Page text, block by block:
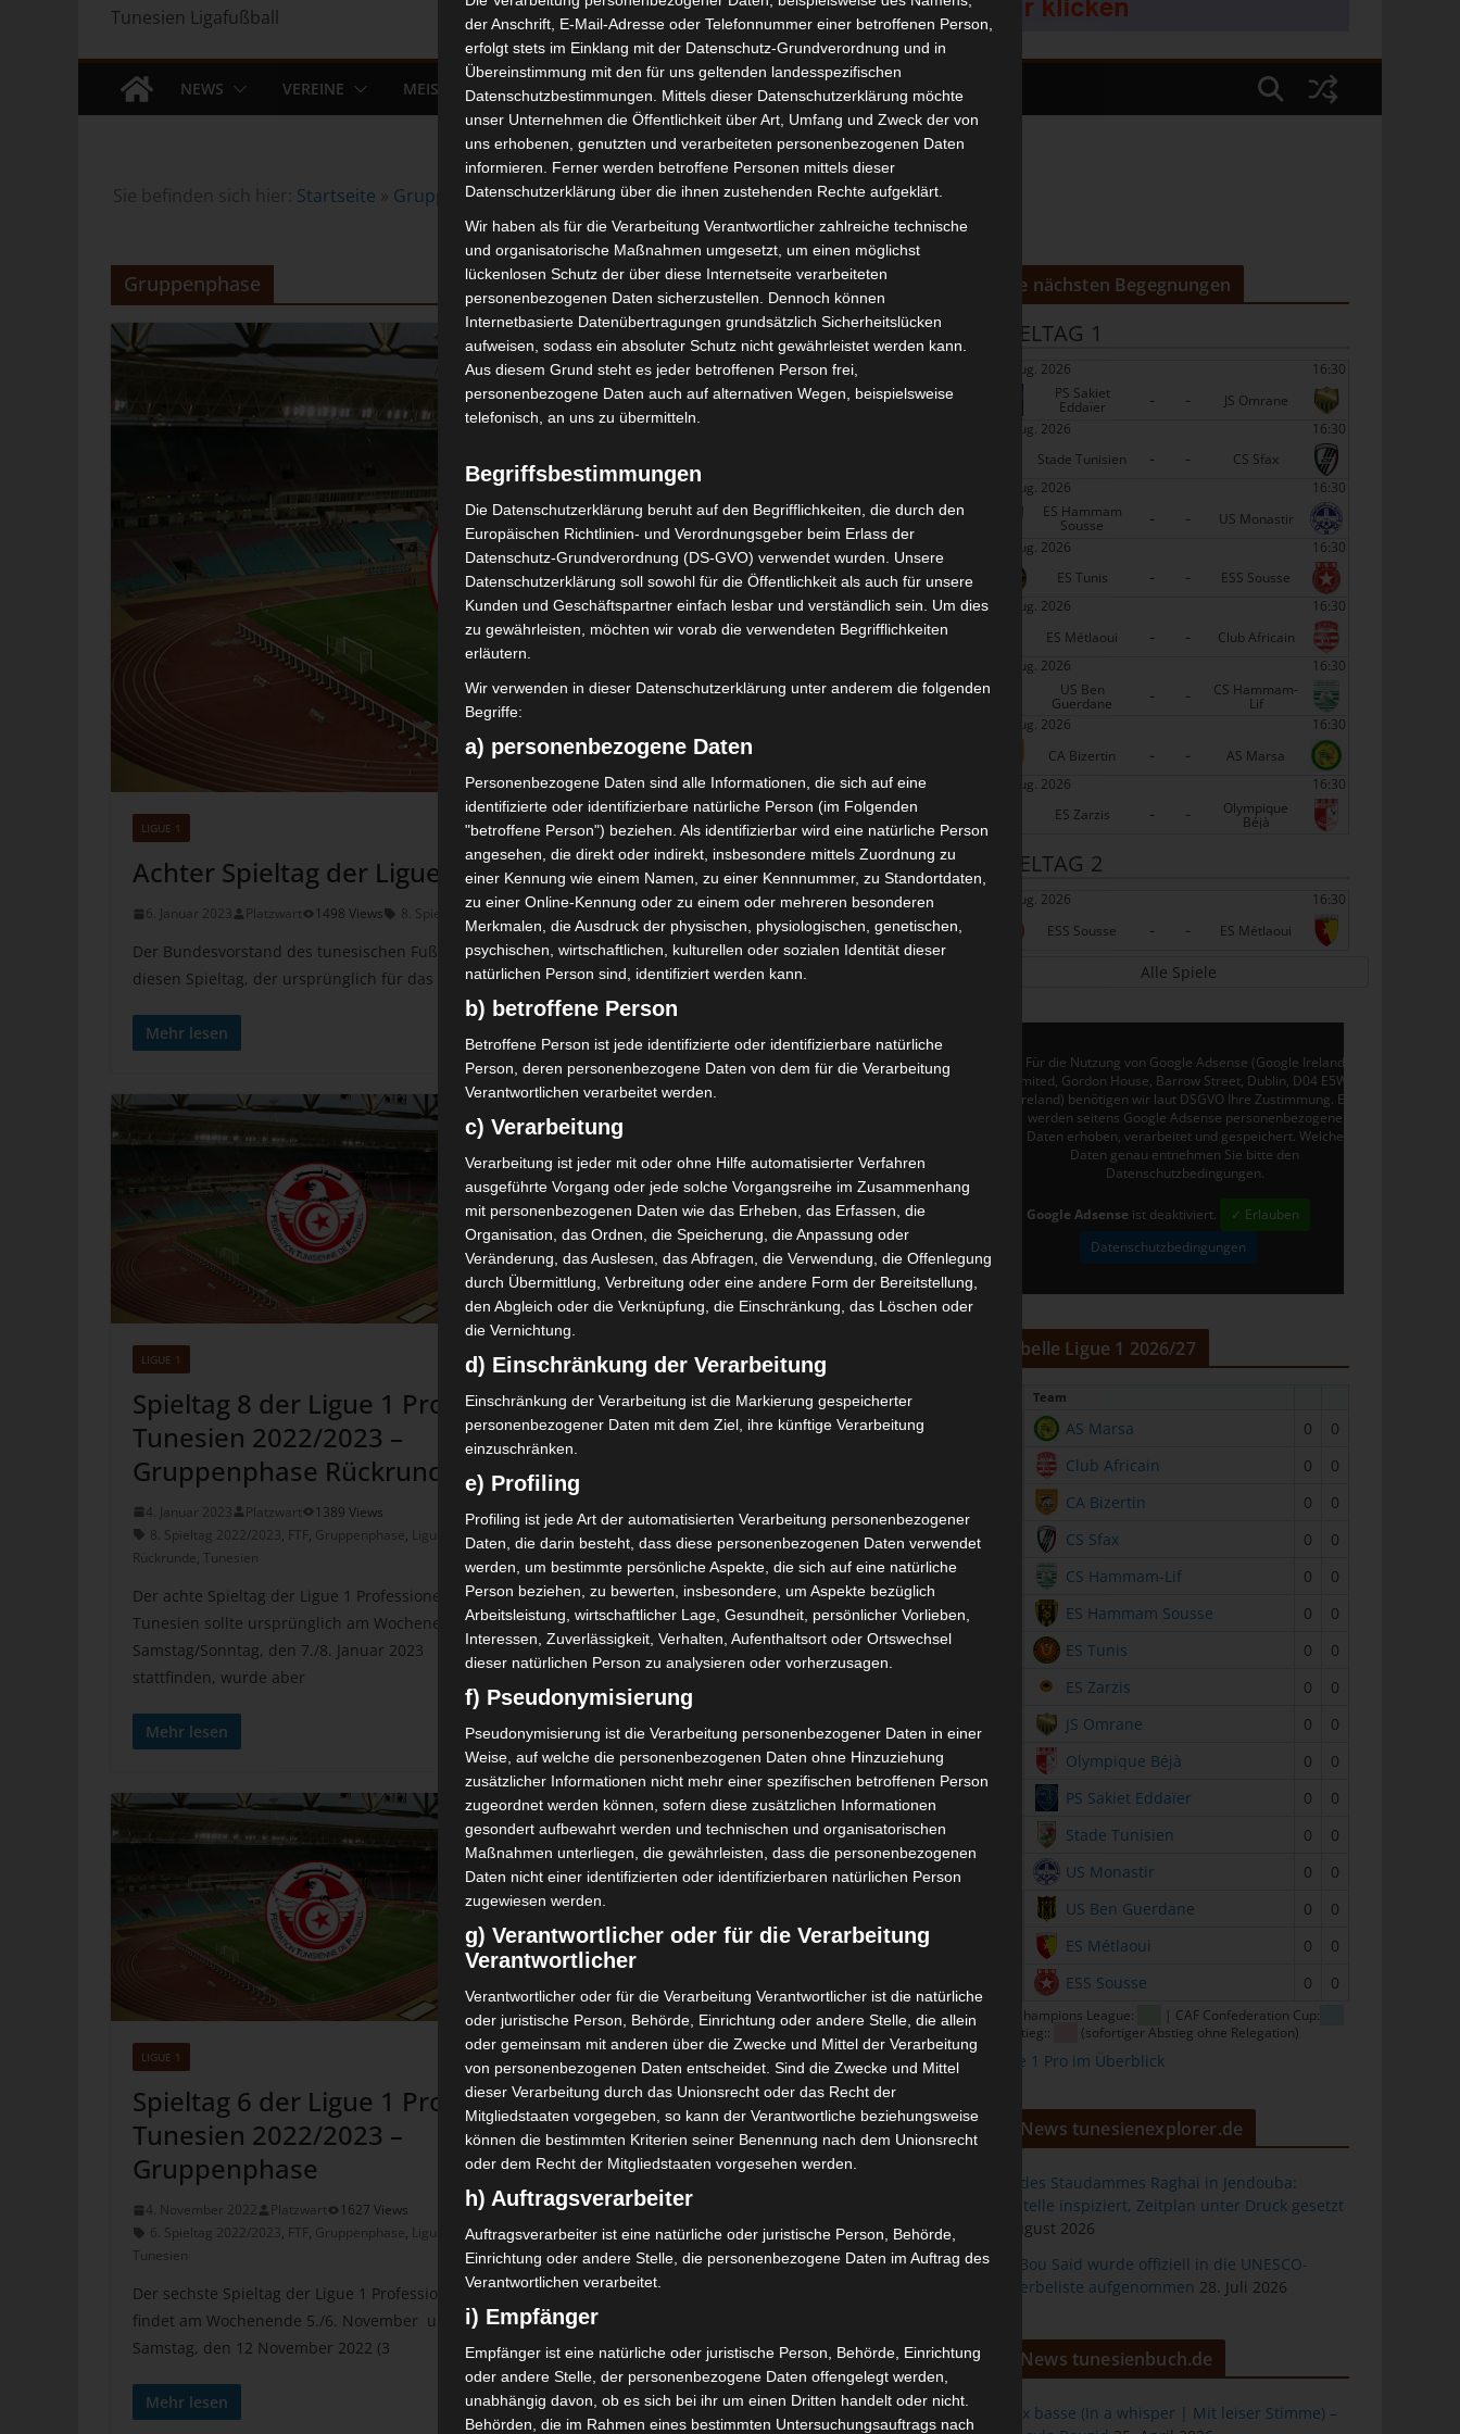
Tunesien Ligafußball
NEWS VEREINE MEISTERSCHAFTEN STADIEN IMPRESSUM
Sie befinden sich hier: Startseite » Gruppenphase»Seite 2
Gruppenphase
LIGUE 1
Achter Spieltag der Ligue 1 Pro verschoben
6. Januar 2023 Platzwart 1498 Views 8. Spieltag 2022/2023,FTF,Gruppenphase,Ligue 1,Rückrunde ,Tunesien,Verlegung
Der Bundesvorstand des tunesischen Fußballverbands (FTF) hat auf seiner Sitzung am Freitag beschlossen,
diesen Spieltag, der ursprünglich für das Wochenende
Mehr lesen
LIGUE 1
Spieltag 8 der Ligue 1 Pro
Tunesien 2022/2023 –
Gruppenphase Rückrunde
4. Januar 2023 Platzwart
1389 Views
8. Spieltag 2022/2023, FTF, Gruppenphase, Ligue 1
Rückrunde, Tunesien
Der achte Spieltag der Ligue 1 Professionell
Tunesien sollte ursprünglich am Wochenende
Samstag/Sonntag, den 7./8. Januar 2023
stattfinden, wurde aber
Mehr lesen
LIGUE 1
Spieltag 7 der Ligue 1 Pro
Tunesien 2022/2023 –
Gruppenphase
8. November 2022 Platzwart
1317 Views
7. Spieltag 2022/2023
Gruppenphase Ligue 1
Tunesien
Der siebte Spieltag der Ligue 1 Professionell
findet zwischen Mittwoch, den 9. November und
Dienstag, den 15 November 2022 statt.
Mehr lesen
LIGUE 1
Spieltag 6 der Ligue 1 Pro
Tunesien 2022/2023 –
Gruppenphase
4. November 2022 Platzwart
1627 Views
6. Spieltag 2022/2023, FTF, Gruppenphase, Ligue 1
Tunesien
Der sechste Spieltag der Ligue 1 Professionell
findet am Wochenende 5./6. November und am
Samstag, den 12 November 2022 (3
Mehr lesen
Spieltag 5 der Ligue 1 Pro
Tunesien 2022/2023 –
Gruppenphase
1. November 2022
5. Spieltag 2022/2023,FTF,Gruppenphase,Ligue 1 ,
Tunesien
Der fünfte Spieltag der Ligue 1 Professionell
findet am Mittwoch und Donnerstag 2./3.
November 2022 statt. Drei Begegnungen wurden
auf
Mehr lesen
Die nächsten Begegnungen
SPIELTAG 1
22 Aug. 2026
16:30
PS Sakiet
Eddaïer - -
JS Omrane
22 Aug. 2026
16:30
Stade Tunisien
- -
CS Sfax
22 Aug. 2026
16:30
ES Hammam
Sousse - -
US Monastir
22 Aug. 2026
16:30
ES Tunis
- -
ESS Sousse
22 Aug. 2026
16:30
ES Métlaoui
- -
Club Africain
22 Aug. 2026
16:30
US Ben
Guerdane - - CS Hammam-
Lif
22 Aug. 2026
16:30
CA Bizertin
- -
AS Marsa
22 Aug. 2026
16:30
ES Zarzis
- - Olympique
Béjà
SPIELTAG 2
29 Aug. 2026
16:30
ESS Sousse
- - ES Métlaoui
Alle Spiele
Für die Nutzung von Google Adsense (Google Ireland
Limited, Gordon House, Barrow Street, Dublin, D04 E5W5,
Ireland) benötigen wir laut DSGVO Ihre Zustimmung. Es
werden seitens Google Adsense personenbezogene
Daten erhoben, verarbeitet und gespeichert. Welche
Daten genau entnehmen Sie bitte den
Datenschutzbedingungen.
Google Adsense ist deaktiviert.
✓ Erlauben
Datenschutzbedingungen
Tabelle Ligue 1 2026/27
Team
AS Marsa 0
0
Club Africain 0
0
CA Bizertin 0
0
CS Sfax 0
0
CS Hammam-Lif 0
0
ES Hammam Sousse 0
0
ES Tunis 0
0
ES Zarzis 0
0
JS Omrane 0
0
Olympique Béjà 0
0
PS Sakiet Eddaïer 0
0
Stade Tunisien 0
0
US Monastir 0
0
US Ben Guerdane 0
0
ES Métlaoui 0
0
ESS Sousse 0 0
CAF Champions League:
| CAF Confederation Cup:
| Abstieg::
(sofortiger Abstieg ohne Relegation)
Ligue 1 Pro im Überblick
News tunesienexplorer.de
Bau des Staudammes Raghai in Jendouba:
Baustelle inspiziert, Zeitplan unter Druck gesetzt
2. August 2026
Sidi Bou Said wurde offiziell in die UNESCO-
Welterbeliste aufgenommen 28. Juli 2026
News tunesienbuch.de
À voix basse (In a whisper | Mit leiser Stimme) –
der Anschrift, E-Mail-Adresse oder Telefonnummer einer betroffenen Person,
erfolgt stets im Einklang mit der Datenschutz-Grundverordnung und in
Übereinstimmung mit den für uns geltenden landesspezifischen
Datenschutzbestimmungen. Mittels dieser Datenschutzerklärung möchte
unser Unternehmen die Öffentlichkeit über Art, Umfang und Zweck der von
uns erhobenen, genutzten und verarbeiteten personenbezogenen Daten
informieren. Ferner werden betroffene Personen mittels dieser
Datenschutzerklärung über die ihnen zustehenden Rechte aufgeklärt.
Wir haben als für die Verarbeitung Verantwortlicher zahlreiche technische
und organisatorische Maßnahmen umgesetzt, um einen möglichst
lückenlosen Schutz der über diese Internetseite verarbeiteten
personenbezogenen Daten sicherzustellen. Dennoch können
Internetbasierte Datenübertragungen grundsätzlich Sicherheitslücken
aufweisen, sodass ein absoluter Schutz nicht gewährleistet werden kann.
Aus diesem Grund steht es jeder betroffenen Person frei,
personenbezogene Daten auch auf alternativen Wegen, beispielsweise
telefonisch, an uns zu übermitteln.
Begriffsbestimmungen
Die Datenschutzerklärung beruht auf den Begrifflichkeiten, die durch den
Europäischen Richtlinien- und Verordnungsgeber beim Erlass der
Datenschutz-Grundverordnung (DS-GVO) verwendet wurden. Unsere
Datenschutzerklärung soll sowohl für die Öffentlichkeit als auch für unsere
Kunden und Geschäftspartner einfach lesbar und verständlich sein. Um dies
zu gewährleisten, möchten wir vorab die verwendeten Begrifflichkeiten
erläutern.
Wir verwenden in dieser Datenschutzerklärung unter anderem die folgenden
Begriffe:
a) personenbezogene Daten
Personenbezogene Daten sind alle Informationen, die sich auf eine
identifizierte oder identifizierbare natürliche Person (im Folgenden
"betroffene Person") beziehen. Als identifizierbar wird eine natürliche Person
angesehen, die direkt oder indirekt, insbesondere mittels Zuordnung zu
einer Kennung wie einem Namen, zu einer Kennnummer, zu Standortdaten,
zu einer Online-Kennung oder zu einem oder mehreren besonderen
Merkmalen, die Ausdruck der physischen, physiologischen, genetischen,
psychischen, wirtschaftlichen, kulturellen oder sozialen Identität dieser
natürlichen Person sind, identifiziert werden kann.
b) betroffene Person
Betroffene Person ist jede identifizierte oder identifizierbare natürliche
Person, deren personenbezogene Daten von dem für die Verarbeitung
Verantwortlichen verarbeitet werden.
c) Verarbeitung
Verarbeitung ist jeder mit oder ohne Hilfe automatisierter Verfahren
ausgeführte Vorgang oder jede solche Vorgangsreihe im Zusammenhang
mit personenbezogenen Daten wie das Erheben, das Erfassen, die
Organisation, das Ordnen, die Speicherung, die Anpassung oder
Veränderung, das Auslesen, das Abfragen, die Verwendung, die Offenlegung
durch Übermittlung, Verbreitung oder eine andere Form der Bereitstellung,
den Abgleich oder die Verknüpfung, die Einschränkung, das Löschen oder
die Vernichtung.
d) Einschränkung der Verarbeitung
Einschränkung der Verarbeitung ist die Markierung gespeicherter
personenbezogener Daten mit dem Ziel, ihre künftige Verarbeitung
einzuschränken.
e) Profiling
Profiling ist jede Art der automatisierten Verarbeitung personenbezogener
Daten, die darin besteht, dass diese personenbezogenen Daten verwendet
werden, um bestimmte persönliche Aspekte, die sich auf eine natürliche
Person beziehen, zu bewerten, insbesondere, um Aspekte bezüglich
Arbeitsleistung, wirtschaftlicher Lage, Gesundheit, persönlicher Vorlieben,
Interessen, Zuverlässigkeit, Verhalten, Aufenthaltsort oder Ortswechsel
dieser natürlichen Person zu analysieren oder vorherzusagen.
f) Pseudonymisierung
Pseudonymisierung ist die Verarbeitung personenbezogener Daten in einer
Weise, auf welche die personenbezogenen Daten ohne Hinzuziehung
zusätzlicher Informationen nicht mehr einer spezifischen betroffenen Person
zugeordnet werden können, sofern diese zusätzlichen Informationen
gesondert aufbewahrt werden und technischen und organisatorischen
Maßnahmen unterliegen, die gewährleisten, dass die personenbezogenen
Daten nicht einer identifizierten oder identifizierbaren natürlichen Person
zugewiesen werden.
g) Verantwortlicher oder für die Verarbeitung
Verantwortlicher
Verantwortlicher oder für die Verarbeitung Verantwortlicher ist die natürliche
oder juristische Person, Behörde, Einrichtung oder andere Stelle, die allein
oder gemeinsam mit anderen über die Zwecke und Mittel der Verarbeitung
von personenbezogenen Daten entscheidet. Sind die Zwecke und Mittel
dieser Verarbeitung durch das Unionsrecht oder das Recht der
Mitgliedstaaten vorgegeben, so kann der Verantwortliche beziehungsweise
können die bestimmten Kriterien seiner Benennung nach dem Unionsrecht
oder dem Recht der Mitgliedstaaten vorgesehen werden.
h) Auftragsverarbeiter
Auftragsverarbeiter ist eine natürliche oder juristische Person, Behörde,
Einrichtung oder andere Stelle, die personenbezogene Daten im Auftrag des
Verantwortlichen verarbeitet.
i) Empfänger
Empfänger ist eine natürliche oder juristische Person, Behörde, Einrichtung
oder andere Stelle, der personenbezogene Daten offengelegt werden,
unabhängig davon, ob es sich bei ihr um einen Dritten handelt oder nicht.
Behörden, die im Rahmen eines bestimmten Untersuchungsauftrags nach